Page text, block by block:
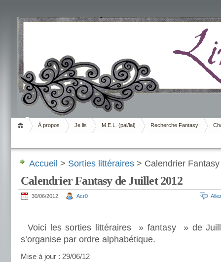
Livrement
À propos Je lis M.E.L. (pal/lal) Recherche Fantasy
Accueil > Sorties littéraires > Calendrier
Calendrier Fantasy de Juillet 2012
30/06/2012 Acr0
Voici les sorties littéraires » fantasy » de
s’organise par ordre alphabétique.
Mise à jour : 29/06/12